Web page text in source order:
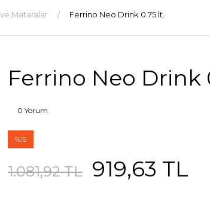
Mataralar Ferrino Neo Drink 0.75 lt.
Ferrino Neo Drink
0 Yorum
%15
1.081,92 TL 919,63 TL